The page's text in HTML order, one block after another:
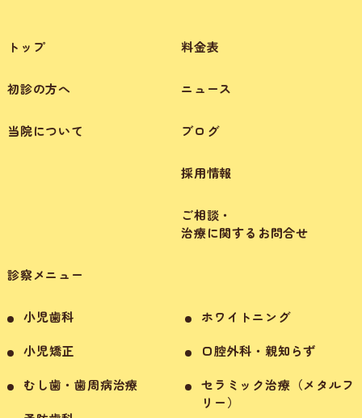
トップ
初診の方へ
当院について
診察メニュー
小児歯科
小児矯正
むし歯・歯周病治療
ホワイトニング
口腔外科・親知らず
セラミック治療（メタルフ
リー）
料金表
ニュース
ブログ
採用情報
ご相談・
治療に関するお問合せ